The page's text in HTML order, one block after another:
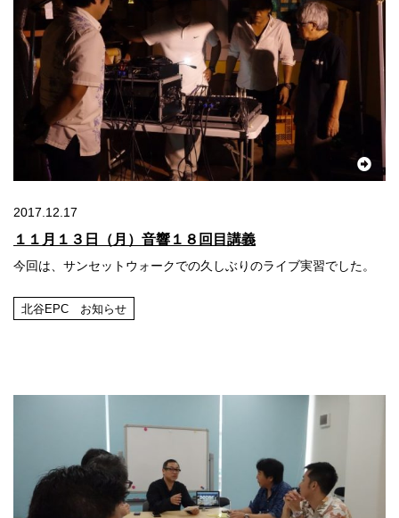
2017.12.17
１１月１３日（月）音響１８回目講義
今回は、サンセットウォークでの久しぶりのライブ実習でした。
北谷EPC お知らせ